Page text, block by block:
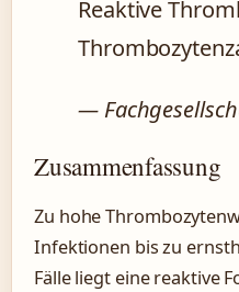
Reaktive
—
Zusammenfassung
Zu hohe
Infektionen bis zu
Fälle liegt eine reaktive